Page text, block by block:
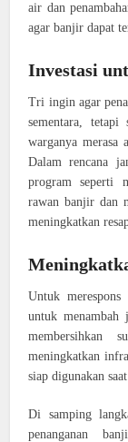
air dan
agar banjir dapat
Investasi
Tri ingin agar
sementara,
warganya merasa
Dalam rencana
program seperti
rawan banjir dan
meningkatkan
Untuk
untuk menambah
membersihkan
meningkatkan
siap digunakan
Di samping
penanganan